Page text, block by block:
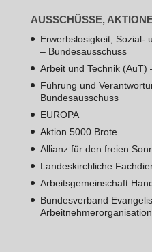
AUSSCHÜSSE,
Erwerbslosigkeit, Sozial-
– Bundesausschuss
Arbeit und Technik (AuT)
Führung und
Bundesausschuss
EUROPA
Aktion 5000 Brote
Allianz für den freien
Landeskirchliche
Arbeitsgemeinschaft
Bundesverband